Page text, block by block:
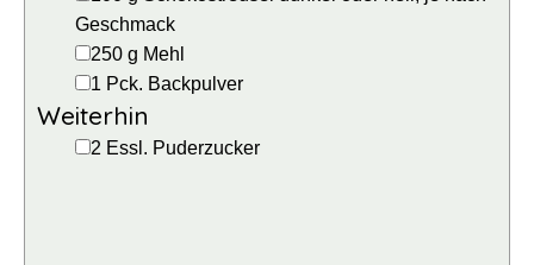
Geschmack
▢
250 g Mehl
▢1 Pck. Backpulver
Weiterhin
▢
2 Essl. Puderzucker